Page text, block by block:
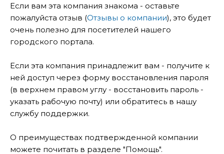
Если вам эта компания знакома - оставьте
пожалуйста отзыв (Отзывы о компании), это будет
очень полезно для посетителей нашего
городского портала.
Если эта компания принадлежит вам - получите к
ней доступ через форму восстановления пароля
(в верхнем правом углу - восстановить пароль -
указать рабочую почту) или обратитесь в нашу
службу поддержки.
О преимуществах подтвержденной компании
можете почитать в разделе "Помощь".